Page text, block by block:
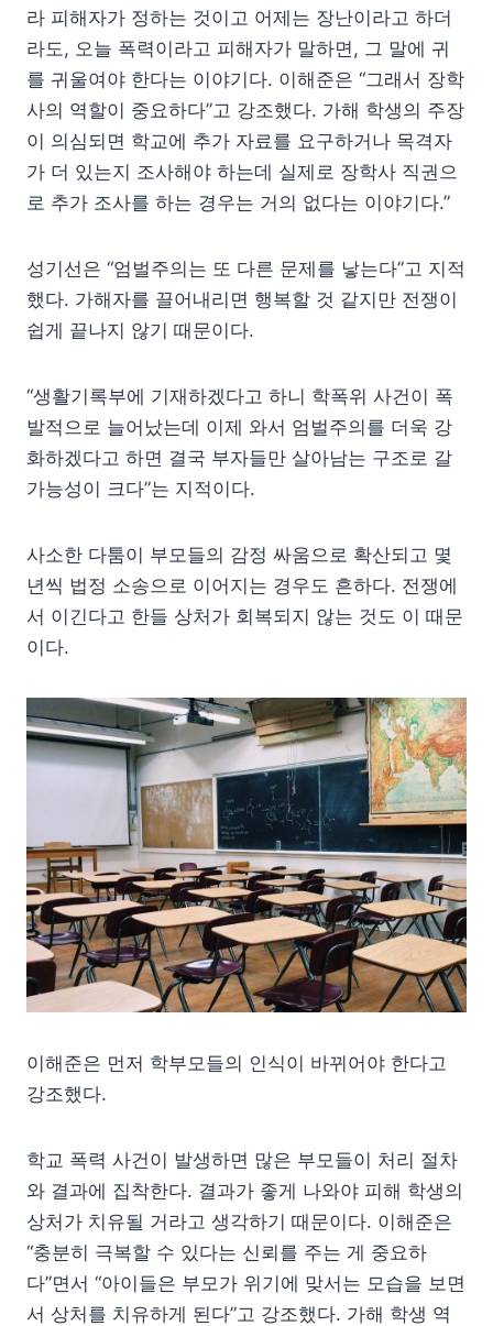
라 피해자가 정하는 것이고 어제는 장난이라고 하더
라도, 오늘 폭력이라고 피해자가 말하면, 그 말에 귀
를 귀울여야 한다는 이야기다. 이해준은 “그래서 장학
사의 역할이 중요하다”고 강조했다. 가해 학생의 주장
이 의심되면 학교에 추가 자료를 요구하거나 목격자
가 더 있는지 조사해야 하는데 실제로 장학사 직권으
로 추가 조사를 하는 경우는 거의 없다는 이야기다.”
성기선은 “엄벌주의는 또 다른 문제를 낳는다”고 지적
했다. 가해자를 끌어내리면 행복할 것 같지만 전쟁이
쉽게 끝나지 않기 때문이다.
“생활기록부에 기재하겠다고 하니 학폭위 사건이 폭
발적으로 늘어났는데 이제 와서 엄벌주의를 더욱 강
화하겠다고 하면 결국 부자들만 살아남는 구조로 갈
가능성이 크다”는 지적이다.
사소한 다툼이 부모들의 감정 싸움으로 확산되고 몇
년씩 법정 소송으로 이어지는 경우도 흔하다. 전쟁에
서 이긴다고 한들 상처가 회복되지 않는 것도 이 때문
이다.
이해준은 먼저 학부모들의 인식이 바뀌어야 한다고
강조했다.
학교 폭력 사건이 발생하면 많은 부모들이 처리 절차
와 결과에 집착한다. 결과가 좋게 나와야 피해 학생의
상처가 치유될 거라고 생각하기 때문이다. 이해준은
“충분히 극복할 수 있다는 신뢰를 주는 게 중요하
다”면서 “아이들은 부모가 위기에 맞서는 모습을 보면
서 상처를 치유하게 된다”고 강조했다. 가해 학생 역